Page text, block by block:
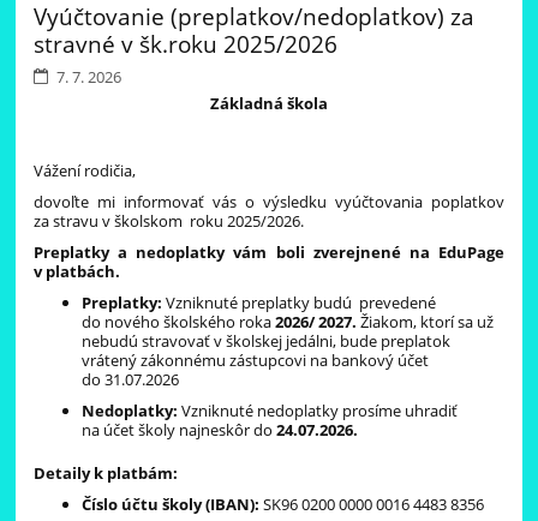
Vyúčtovanie (preplatkov/nedoplatkov) za
stravné v šk.roku 2025/2026
7. 7. 2026
Základná škola
Vážení rodičia,
dovoľte mi informovať vás o výsledku vyúčtovania poplatkov
za stravu v školskom roku 2025/2026.
Preplatky a nedoplatky vám boli zverejnené na EduPage
v platbách.
Preplatky: Vzniknuté preplatky budú prevedené
do nového školského roka2026/ 2027.Žiakom, ktorí sa už
nebudú stravovať v školskej jedálni, bude preplatok
vrátený zákonnému zástupcovi na bankový účet
do 31.07.2026
Nedoplatky: Vzniknuté nedoplatky prosíme uhradiť
na účet školy najneskôr do24.07.2026.
Detaily k platbám:
Číslo účtu školy (IBAN): SK96 0200 0000 0016 4483 8356